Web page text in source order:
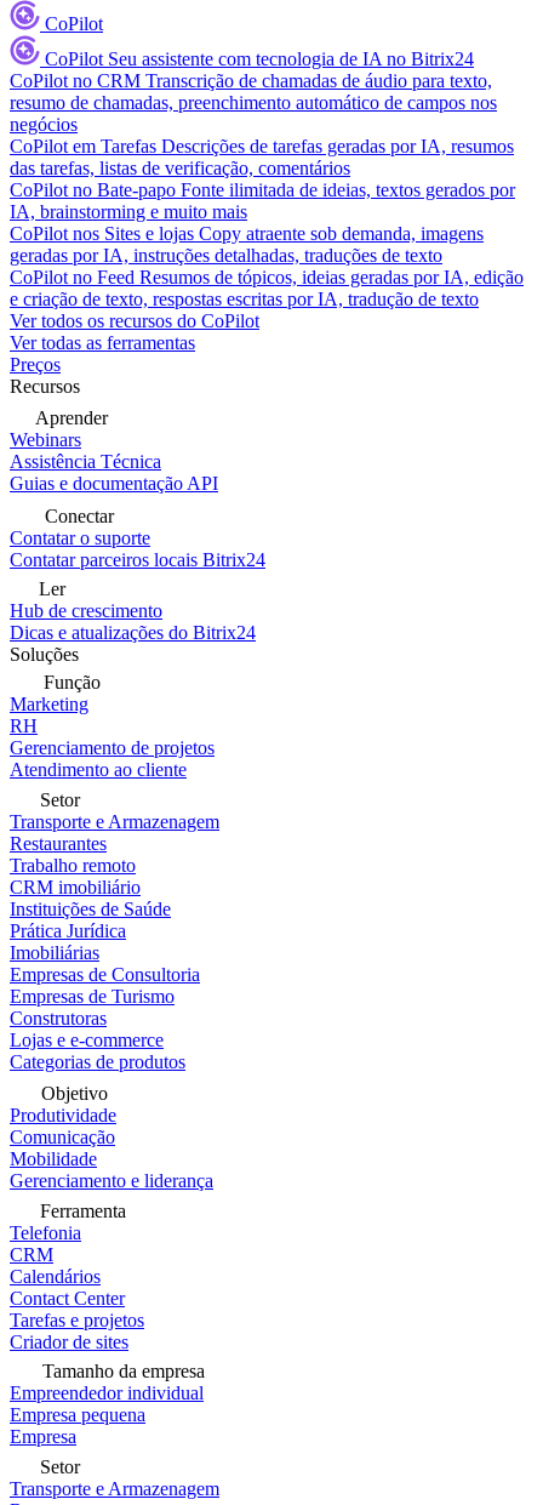
CoPilot
CoPilot Seu assistente com tecnologia de IA no Bitrix24
CoPilot no CRM Transcrição de chamadas de áudio para texto,
resumo de chamadas, preenchimento automático de campos nos
negócios
CoPilot em Tarefas Descrições de tarefas geradas por IA, resumos
das tarefas, listas de verificação, comentários
CoPilot no Bate-papo Fonte ilimitada de ideias, textos gerados por
IA, brainstorming e muito mais
CoPilot nos Sites e lojas Copy atraente sob demanda, imagens
geradas por IA, instruções detalhadas, traduções de texto
CoPilot no Feed Resumos de tópicos, ideias geradas por IA, edição
e criação de texto, respostas escritas por IA, tradução de texto
Ver todos os recursos do CoPilot
Ver todas as ferramentas
Preços
Recursos
Aprender
Webinars
Assistência Técnica
Guias e documentação API
Conectar
Contatar o suporte
Contatar parceiros locais Bitrix24
Ler
Hub de crescimento
Dicas e atualizações do Bitrix24
Soluções
Função
Marketing
RH
Gerenciamento de projetos
Atendimento ao cliente
Setor
Transporte e Armazenagem
Restaurantes
Trabalho remoto
CRM imobiliário
Instituições de Saúde
Prática Jurídica
Imobiliárias
Empresas de Consultoria
Empresas de Turismo
Construtoras
Lojas e e-commerce
Categorias de produtos
Objetivo
Produtividade
Comunicação
Mobilidade
Gerenciamento e liderança
Ferramenta
Telefonia
CRM
Calendários
Contact Center
Tarefas e projetos
Criador de sites
Tamanho da empresa
Empreendedor individual
Empresa pequena
Empresa
Setor
Transporte e Armazenagem